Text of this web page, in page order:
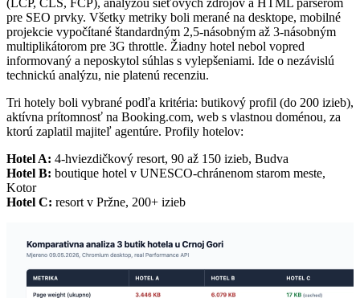
(LCP, CLS, FCP), analýzou sieťových zdrojov a HTML parserom
pre SEO prvky. Všetky metriky boli merané na desktope, mobilné
projekcie vypočítané štandardným 2,5-násobným až 3-násobným
multiplikátorom pre 3G throttle. Žiadny hotel nebol vopred
informovaný a neposkytol súhlas s vylepšeniami. Ide o nezávislú
technickú analýzu, nie platenú recenziu.
Tri hotely boli vybrané podľa kritéria: butikový profil (do 200 izieb),
aktívna prítomnosť na Booking.com, web s vlastnou doménou, za
ktorú zaplatil majiteľ agentúre. Profily hotelov:
Hotel A: 4-hviezdičkový resort, 90 až 150 izieb, Budva
Hotel B: boutique hotel v UNESCO-chránenom starom meste,
Kotor
Hotel C: resort v Pržne, 200+ izieb